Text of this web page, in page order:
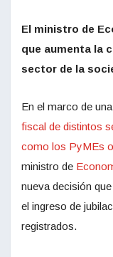
El ministro de
que aumenta la
sector de la
En el marco de
fiscal de distintos
como los PyMEs
ministro de
nueva decisión
el ingreso de
registrados.